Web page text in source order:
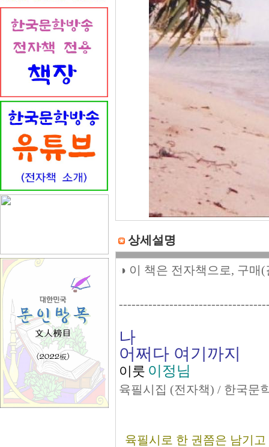
상세설명
◑ 이 책은 전자책으로, 구매
나
어쩌다 여기까지
이룻 이정님
육필시집 (전자책) / 한국문
육필시로 한 권쯤은 남기